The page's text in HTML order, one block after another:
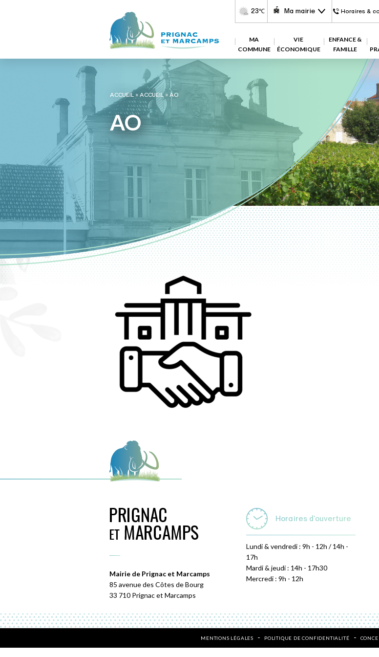
23℃ Ma mairie Horaires &
MA
COMMUNE
VIE
ÉCONOMIQUE
ENFANCE &
FAMILLE
ACCUEIL»ACCUEIL»AO
AO
Mairie de Prignac et Marcamps
85 avenue des Côtes de Bourg
33 710 Prignac et Marcamps
Horaires d'ouverture
Lundi & vendredi : 9h - 12h / 14h -
17h
Mardi & jeudi : 14h - 17h30
Mercredi : 9h - 12h
MENTIONS LÉGALES POLITIQUE DE CONFIDENTIALITÉ